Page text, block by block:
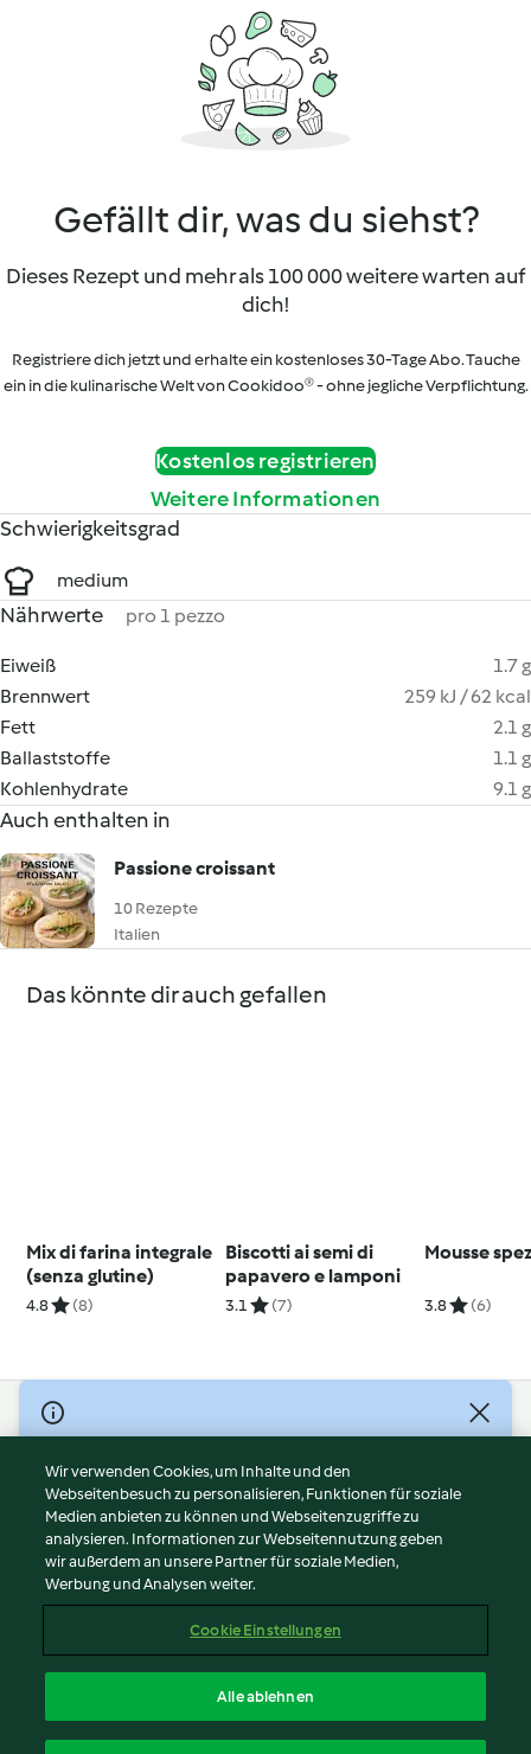
Gefällt dir, was du siehst?
Dieses Rezept und mehr als 100 000 weitere warten auf
dich!
Registriere dich jetzt und erhalte ein kostenloses 30-Tage Abo. Tauche
ein in die kulinarische Welt von Cookidoo® - ohne jegliche Verpflichtung.
Kostenlos registrieren
Weitere Informationen
Schwierigkeitsgrad
medium
Nährwerte pro 1 pezzo
Eiweiß
1.7 g
Brennwert
259 kJ / 62 kcal
Fett
2.1 g
Ballaststoffe
1.1 g
Kohlenhydrate
9.1 g
Auch enthalten in
Passione croissant
10 Rezepte
Italien
Das könnte dir auch gefallen
Mix di farina integrale
(senza glutine)
4.8 (8)
Biscotti ai semi di
papavero e lamponi
3.1 (7)
Mousse
3.8 (6)
© Copyright 2026
Nutzungsbedingungen
Datenschutzrichtlinien
Disclaimer
Impressum
Cookies
Abo kündigen
Erklärung zur Barrierefreiheit
Wir verwenden Cookies, um Inhalte und den
Webseitenbesuch zu personalisieren, Funktionen für soziale
Medien anbieten zu können und Webseitenzugriffe zu
analysieren. Informationen zur Webseitennutzung geben
wir außerdem an unsere Partner für soziale Medien,
Werbung und Analysen weiter.
Cookie Einstellungen
Alle ablehnen